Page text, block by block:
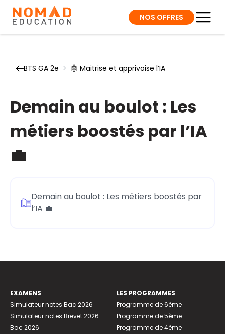
NOS OFFRES
BTS GA 2e > 🤖 Maitrise et apprivoise l’IA
Demain au boulot : Les
métiers boostés par l’IA
💼
Demain au boulot : Les métiers boostés par
l’IA 💼
EXAMENS
Simulateur notes Bac 2026
Simulateur notes Brevet 2026
Bac 2026
LES PROGRAMMES
Programme de 6ème
Programme de 5ème
Programme de 4ème